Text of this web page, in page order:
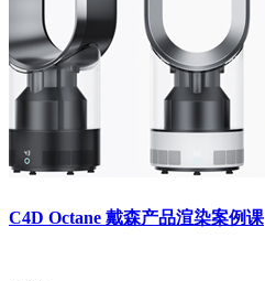
C4D Octane 戴森产品渲染案例课